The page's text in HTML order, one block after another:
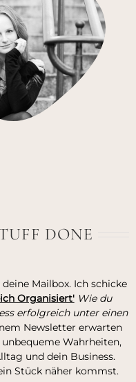
DONE
Mailbox. Ich schicke
Organisiert' Wie du
erfolgreich unter einen
Newsletter erwarten
Wahrheiten,
und dein Business.
Stück näher kommst.